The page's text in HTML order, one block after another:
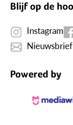
Blijf op de
Instagram
Nieuwsbrief
Powered by